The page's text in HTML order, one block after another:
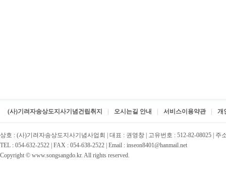
(사)기려자송상도지사기념건립취지 오시는길 안내 서비스이용약관 개
상호 : (사)기려자송상도지사기념사업회 | 대표 : 권영창 | 고유번호 : 512-82-08025 |
TEL : 054-632-2522 | FAX : 054-638-2522 | Email : inseon8401@hanmail.net
Copyright © www.songsangdo.kr. All rights reserved.